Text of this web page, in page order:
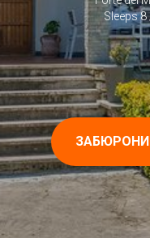
Sleeps